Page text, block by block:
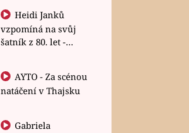
Heidi Janků
vzpomíná na svůj
šatník z 80. let -
natáčení v Thajsku
Gabriela